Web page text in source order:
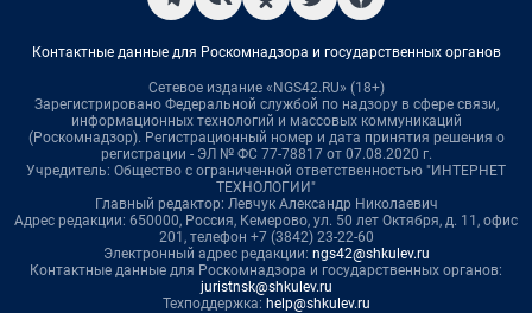
Контактные данные для Роскомнадзора и государственных органов
Сетевое издание «NGS42.RU» (18+)
Зарегистрировано Федеральной службой по надзору в сфере связи,
информационных технологий и массовых коммуникаций
(Роскомнадзор). Регистрационный номер и дата принятия решения о
регистрации - ЭЛ № ФС 77-78817 от 07.08.2020 г.
Учредитель: Общество с ограниченной ответственностью "ИНТЕРНЕТ
ТЕХНОЛОГИИ"
Главный редактор: Левчук Александр Николаевич
Адрес редакции: 650000, Россия, Кемерово, ул. 50 лет Октября, д. 11, офис
201, телефон +7 (3842) 23-22-60
Электронный адрес редакции: ngs42@shkulev.ru
Контактные данные для Роскомнадзора и государственных органов:
juristnsk@shkulev.ru
Техподдержка: help@shkulev.ru